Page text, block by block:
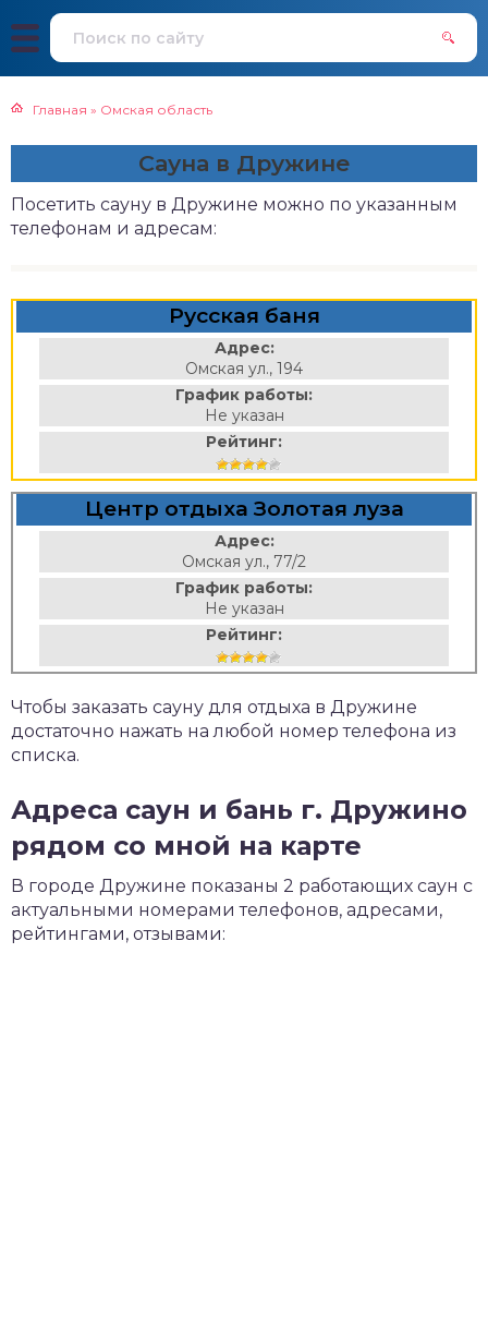
Главная » Омская область
Сауна в Дружине
Посетить сауну в Дружине можно по указанным
телефонам и адресам:
Русская баня
Адрес:
Омская ул., 194
График работы:
Не указан
Рейтинг:
Центр отдыха Золотая луза
Адрес:
Омская ул., 77/2
График работы:
Не указан
Рейтинг:
Чтобы заказать сауну для отдыха в Дружине
достаточно нажать на любой номер телефона из
списка.
Адреса саун и бань г. Дружино
рядом со мной на карте
В городе Дружине показаны 2 работающих саун с
актуальными номерами телефонов, адресами,
рейтингами, отзывами: